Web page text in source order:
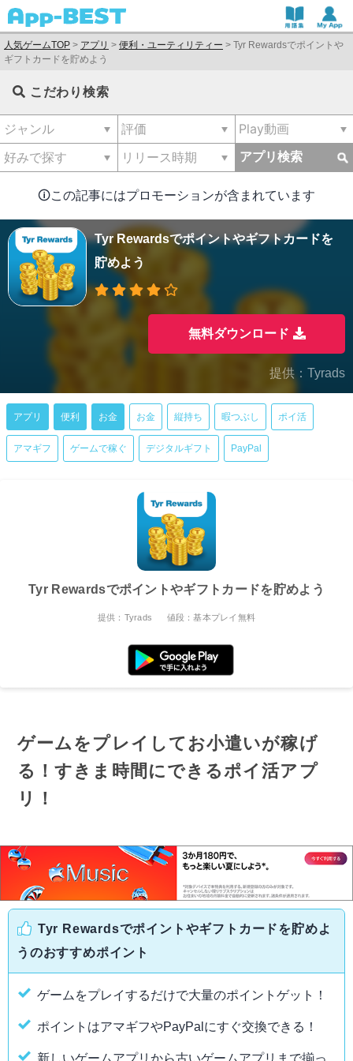
人気ゲームTOP > アプリ > 便利・ユーティリティー > Tyr Rewardsでポイントや
ギフトカードを貯めよう
こだわり検索
アプリ検索
🛈この記事にはプロモーションが含まれています
Tyr Rewardsでポイントやギフトカードを
貯めよう
無料ダウンロード
提供：Tyrads
アプリ 便利 お金 お金 縦持ち 暇つぶし ポイ活
アマギフ ゲームで稼ぐ デジタルギフト PayPal
Tyr Rewardsでポイントやギフトカードを貯めよう
提供：Tyrads 値段：基本プレイ無料
ゲームをプレイしてお小遣いが稼げ
る！すきま時間にできるポイ活アプ
リ！
Tyr Rewardsでポイントやギフトカードを貯めよ
うのおすすめポイント
ゲームをプレイするだけで大量のポイントゲット！
ポイントはアマギフやPayPalにすぐ交換できる！